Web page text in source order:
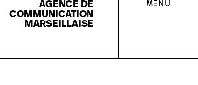
AGENCE DE
COMMUNICATION
MARSEILLAISE
MON BRIEF
MENU